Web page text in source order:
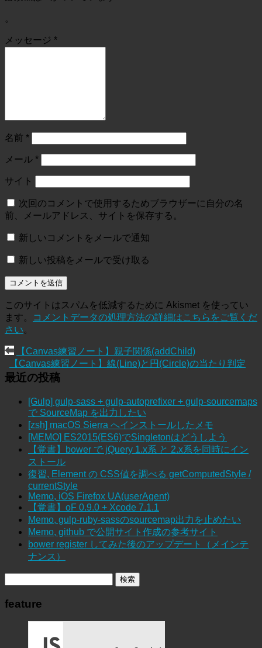
。
メッセージ *
名前 *
メール *
サイト
次回のコメントで使用するためブラウザーに自分の名
前、メールアドレス、サイトを保存する。
新しいコメントをメールで通知
新しい投稿をメールで受け取る
このサイトはスパムを低減するために Akismet を使ってい
ます。
コメントデータの処理方法の詳細はこちらをご覧くだ
さい。
【Canvas練習ノート】親子関係(addChild)
【Canvas練習ノート】線(Line)と円(Circle)の当たり判定
最近の投稿
[Gulp] gulp-sass + gulp-autoprefixer + gulp-sourcemaps
で SourceMap を出力したい
[zsh] macOS Sierra へインストールしたメモ
[MEMO] ES2015(ES6)でSingletonはどうしよう
【覚書】bower で jQuery 1.x系 と 2.x系を同時にイン
ストール
復習, Element の CSS値を調べる getComputedStyle /
currentStyle
Memo, iOS Firefox UA(userAgent)
【覚書】oF 0.9.0 + Xcode 7.1.1
Memo, gulp-ruby-sassのsourcemap出力を止めたい
Memo, github で公開サイト作成の参考サイト
bower register してみた後のアップデート（メインテ
ナンス）
feature